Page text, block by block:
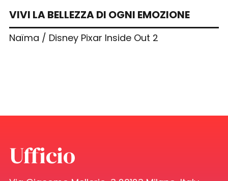
VIVI LA BELLEZZA DI OGNI EMOZIONE
Naïma / Disney Pixar Inside Out 2
Ufficio